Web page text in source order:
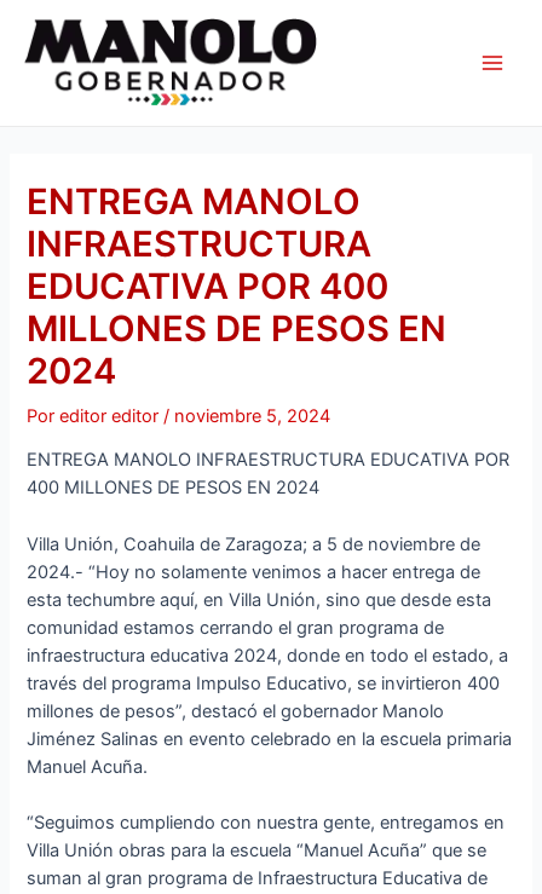
contenido
ENTREGA MANOLO
INFRAESTRUCTURA
EDUCATIVA POR 400
MILLONES DE PESOS EN
2024
Poreditor editor/ noviembre 5, 2024
ENTREGA MANOLO INFRAESTRUCTURA EDUCATIVA POR
400 MILLONES DE PESOS EN 2024
Villa Unión, Coahuila de Zaragoza; a 5 de noviembre de
2024.- “Hoy no solamente venimos a hacer entrega de
esta techumbre aquí, en Villa Unión, sino que desde esta
comunidad estamos cerrando el gran programa de
infraestructura educativa 2024, donde en todo el estado, a
través del programa Impulso Educativo, se invirtieron 400
millones de pesos”, destacó el gobernador Manolo
Jiménez Salinas en evento celebrado en la escuela primaria
Manuel Acuña.
“Seguimos cumpliendo con nuestra gente, entregamos en
Villa Unión obras para la escuela “Manuel Acuña” que se
suman al gran programa de Infraestructura Educativa de
de
entradas